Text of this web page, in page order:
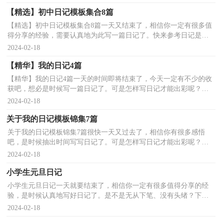
【精选】初中日记模板集合8篇
【精选】初中日记模板集合8篇一天又结束了，相信你一定有很多值
得分享的经验，需要认真地为此写一篇日记了。快来参考日记是怎
么写的吧，下面是小编整理的初中日记10篇，仅供参考，欢...
2024-02-18
【精华】我的日记4篇
【精华】我的日记4篇一天的时间即将结束了，今天一定有不少的收
获吧，想必是时候写一篇日记了。可是怎样写日记才能出彩呢？以
下是小编帮大家整理的我的日记4篇，欢迎大家分享。我的...
2024-02-18
关于我的日记模板锦集7篇
关于我的日记模板锦集7篇很快一天又过去了，相信你有很多感悟
吧，是时候抽出时间写写日记了。可是怎样写日记才能出彩呢？以
下是小编帮大家整理的我的日记7篇，希望能够帮助到大家。...
2024-02-18
小学生元旦日记
小学生元旦日记一天就要结束了，相信你一定有很多值得分享的经
验，是时候认真地写好日记了。是不是无从下笔、没有头绪？下面
是小编帮大家整理的小学生元旦日记，欢迎大家借鉴与参考...
2024-02-18